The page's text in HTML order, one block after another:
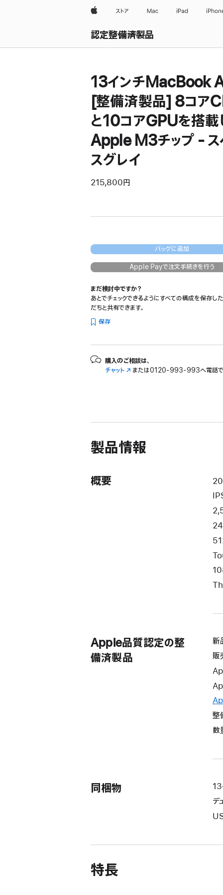
Appleストア Mac iPad
認定整備済製品
すべて表示
13インチMacBook
[整備済製品] 8コア
と10コアGPUを搭載
Apple M3チップ - ス
スグレイ
215,800円
バッグに追加
Apple Payで注文手続きを行う
まだ検討中ですか？
あとでチェックできるようにすべての構成を保存した
だちと共有できます。
保存
購入のご相談は、
チャット （新
開
き
または0120-993-993へ電話で
製品情報
概要
Apple品質認定の整
備済製品
新
販
整
数
同梱物
デ
特長